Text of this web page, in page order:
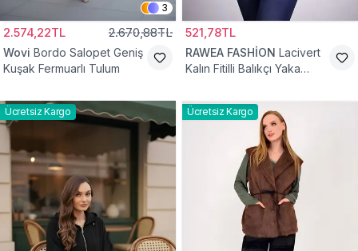
3
2.574,22TL 2.670,88TL
Wovi Bordo Salopet Geniş
Kuşak Fermuarlı Tulum
521,78TL
RAWEA FASHİON Lacivert
Kalın Fitilli Balıkçı Yaka
Ücretsiz Kargo Ücretsiz Kargo